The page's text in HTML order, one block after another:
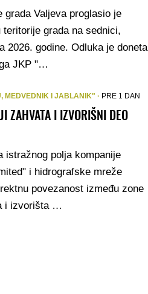
grada Valjeva proglasio je
grada na sednici,
2026. godine. Odluka je doneta
JKP "…
MEDVEDNIK I JABLANIK" · PRE 1 DAN
ZAHVATA I IZVORIŠNI DEO
istražnog polja kompanije
i hidrografske mreže
povezanost između zone
i izvorišta …